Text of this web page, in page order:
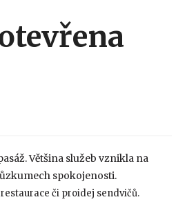
Většina služeb vznikla na
spokojenosti.
či proidej sendvičů.